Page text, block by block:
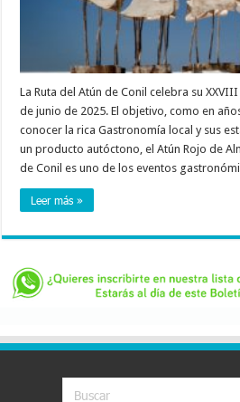
La Ruta del Atún de Conil celebra su
de junio de 2025. El objetivo, como en
conocer la rica Gastronomía local y sus
un producto autóctono, el Atún Rojo de
de Conil es uno de los eventos
Leer más »